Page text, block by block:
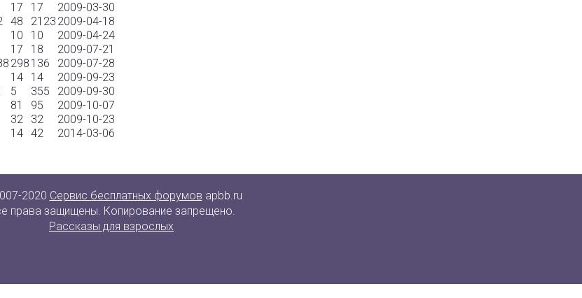
17 17
2009-03-30
48 2123 2009-04-18
10 10
2009-04-24
17 18
2009-07-21
298 136
2009-07-28
14 14
2009-09-23
5 355
2009-09-30
81 95
2009-10-07
32 32
2009-10-23
14 42
2014-03-06
2020 Сервис бесплатных форумов apbb.ru
права защищены. Копирование запрещено.
Рассказы для взрослых